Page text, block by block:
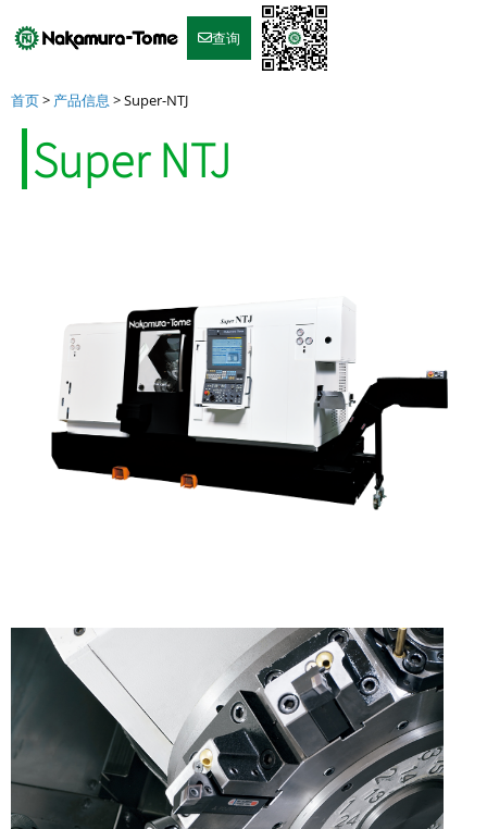
to
查询
首页> 产品信息 >Super-NTJ
Super NTJ